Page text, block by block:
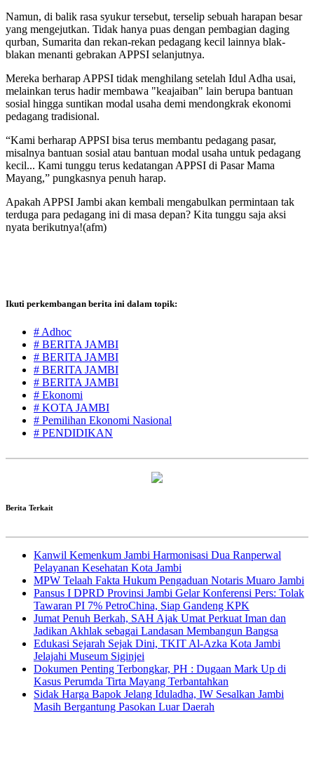
Namun, di balik rasa syukur tersebut, terselip sebuah harapan besar
yang mengejutkan. Tidak hanya puas dengan pembagian daging
qurban, Sumarita dan rekan-rekan pedagang kecil lainnya blak-
blakan menanti gebrakan APPSI selanjutnya.
Mereka berharap APPSI tidak menghilang setelah Idul Adha usai,
melainkan terus hadir membawa "keajaiban" lain berupa bantuan
sosial hingga suntikan modal usaha demi mendongkrak ekonomi
pedagang tradisional.
“Kami berharap APPSI bisa terus membantu pedagang pasar,
misalnya bantuan sosial atau bantuan modal usaha untuk pedagang
kecil... Kami tunggu terus kedatangan APPSI di Pasar Mama
Mayang,” pungkasnya penuh harap.
Apakah APPSI Jambi akan kembali mengabulkan permintaan tak
terduga para pedagang ini di masa depan? Kita tunggu saja aksi
nyata berikutnya!(afm)
Ikuti perkembangan berita ini dalam topik:
# Adhoc
# BERITA JAMBI
# BERITA JAMBI
# BERITA JAMBI
# BERITA JAMBI
# Ekonomi
# KOTA JAMBI
# Pemilihan Ekonomi Nasional
# PENDIDIKAN
Berita Terkait
Kanwil Kemenkum Jambi Harmonisasi Dua Ranperwal
Pelayanan Kesehatan Kota Jambi
MPW Telaah Fakta Hukum Pengaduan Notaris Muaro Jambi
Pansus I DPRD Provinsi Jambi Gelar Konferensi Pers: Tolak
Tawaran PI 7% PetroChina, Siap Gandeng KPK
Jumat Penuh Berkah, SAH Ajak Umat Perkuat Iman dan
Jadikan Akhlak sebagai Landasan Membangun Bangsa
Edukasi Sejarah Sejak Dini, TKIT Al-Azka Kota Jambi
Jelajahi Museum Siginjei
Dokumen Penting Terbongkar, PH : Dugaan Mark Up di
Kasus Perumda Tirta Mayang Terbantahkan
Sidak Harga Bapok Jelang Iduladha, IW Sesalkan Jambi
Masih Bergantung Pasokan Luar Daerah